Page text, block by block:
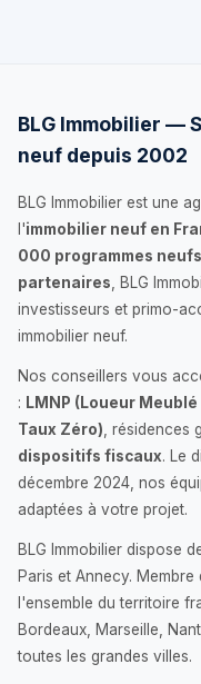
BLG Immobilier —
neuf depuis 2002
BLG Immobilier est une
l'immobilier neuf en
000 programmes neufs
partenaires , BLG
investisseurs et primo-
immobilier neuf.
Nos conseillers vous
: LMNP (Loueur
Taux Zéro) , résidences
dispositifs fiscaux. Le
décembre 2024, nos
adaptées à votre projet.
BLG Immobilier dispose
Paris et Annecy. Membre
l'ensemble du territoire
Bordeaux, Marseille,
toutes les grandes villes.